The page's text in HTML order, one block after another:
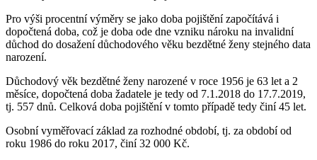
Pro výši procentní výměry se jako doba pojištění započítává i
dopočtená doba, což je doba ode dne vzniku nároku na invalidní
důchod do dosažení důchodového věku bezdětné ženy stejného data
narození.
Důchodový věk bezdětné ženy narozené v roce 1956 je 63 let a 2
měsíce, dopočtená doba žadatele je tedy od 7.1.2018 do 17.7.2019,
tj. 557 dnů. Celková doba pojištění v tomto případě tedy činí 45 let.
Osobní vyměřovací základ za rozhodné období, tj. za období od
roku 1986 do roku 2017, činí 32 000 Kč.